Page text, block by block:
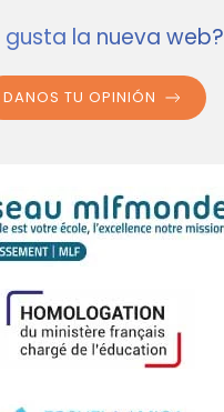
gusta la nueva web?
DANOS TU OPINIÓN